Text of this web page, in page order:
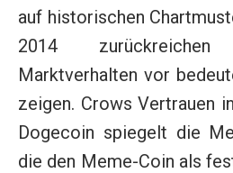
auf historischen
2014
Marktverhalten vor
zeigen. Crows Vertrauen
Dogecoin spiegelt die
die den Meme-Coin als